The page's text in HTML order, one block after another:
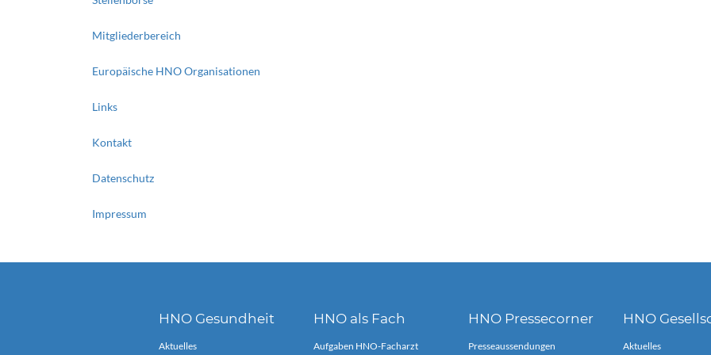
Mitgliederbereich
Europäische HNO Organisationen
Links
Kontakt
Datenschutz
Impressum
HNO Gesundheit
Aktuelles
HNO als Fach
Aufgaben HNO-Facharzt
HNO Pressecorner
Presseaussendungen
HNO
Aktuelles